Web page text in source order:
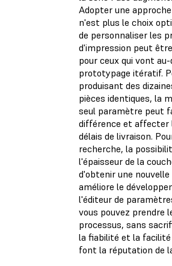
Adopter une
n'est plus le choix
de personnaliser les
d'impression peut
pour ceux qui vont au-
prototypage itératif.
produisant des
pièces identiques, la
seul paramètre peut
différence et affecter
délais de livraison.
recherche, la
l'épaisseur de la
d'obtenir une
améliore le
l'éditeur de
vous pouvez prendre
processus, sans
la fiabilité et la
font la réputation de